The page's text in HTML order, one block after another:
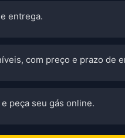
entrega.
com preço e prazo de
peça seu gás online.